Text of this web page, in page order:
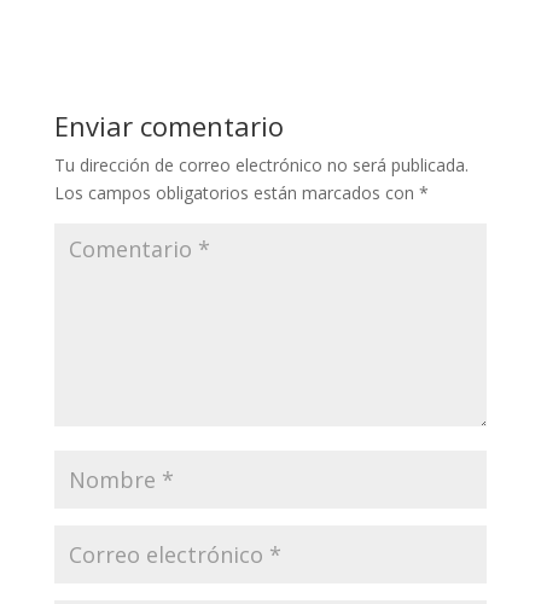
Enviar comentario
Tu dirección de correo electrónico no será publicada.
Los campos obligatorios están marcados con *